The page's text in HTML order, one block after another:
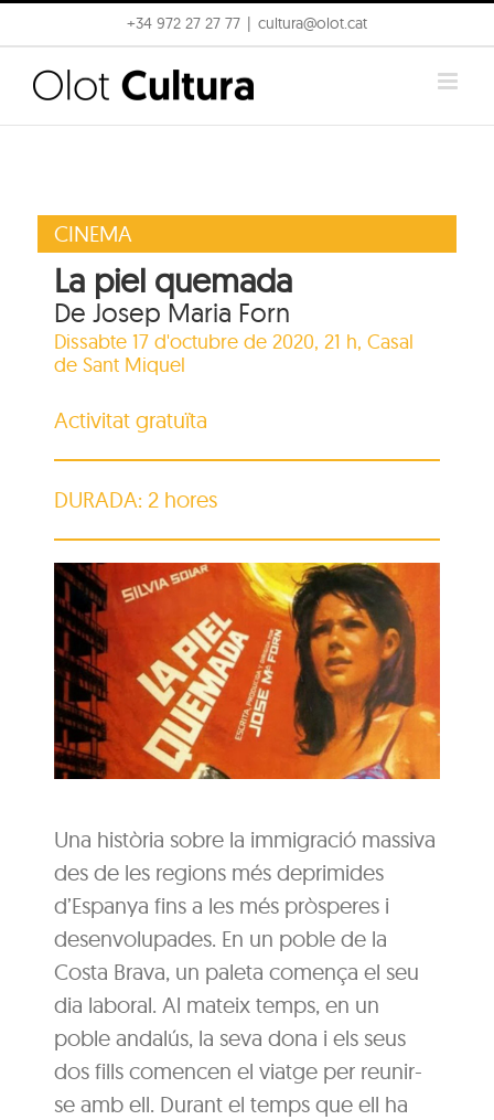
to
content
+34 972 27 27 77 cultura@olot.cat
CINEMA
La piel quemada
De Josep Maria Forn
Dissabte 17 d'octubre de 2020, 21 h,Casal
de Sant Miquel
Activitat gratuïta
DURADA: 2 hores
Una història sobre la immigració massiva
des de les regions més deprimides
d’Espanya fins a les més pròsperes i
desenvolupades. En un poble de la
Costa Brava, un paleta comença el seu
dia laboral. Al mateix temps, en un
poble andalús, la seva dona i els seus
dos fills comencen el viatge per reunir-
se amb ell. Durant el temps que ell ha